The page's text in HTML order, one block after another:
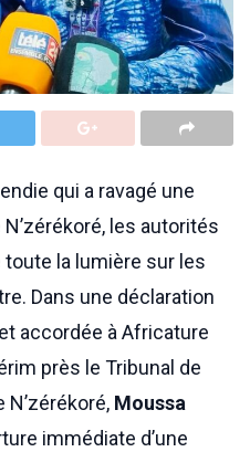
qui a ravagé une
les autorités
la lumière sur les
Dans une déclaration
accordée à Africature
près le Tribunal de
Moussa
immédiate d’une